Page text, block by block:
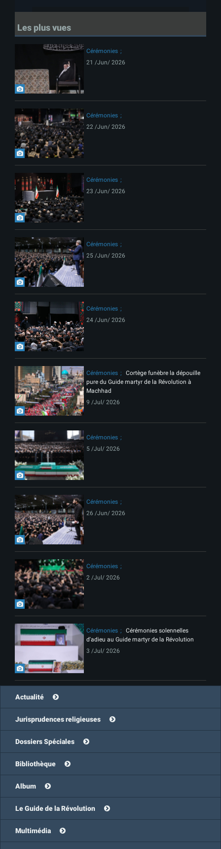
Les plus vues
Cérémonies
21 /Jun/ 2026
Cérémonies
22 /Jun/ 2026
Cérémonies
23 /Jun/ 2026
Cérémonies
25 /Jun/ 2026
Cérémonies
24 /Jun/ 2026
Cérémonies
Cortège funèbre la dépouille
pure du Guide martyr de la Révolution à
Machhad
9 /Jul/ 2026
Cérémonies
5 /Jul/ 2026
Cérémonies
26 /Jun/ 2026
Cérémonies
2 /Jul/ 2026
Cérémonies
Cérémonies solennelles
d'adieu au Guide martyr de la Révolution
3 /Jul/ 2026
Actualité
Jurisprudences religieuses
Dossiers Spéciales
Bibliothèque
Album
Le Guide de la Révolution
Multimédia